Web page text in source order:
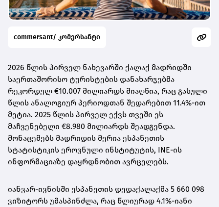
commersant/ კომერსანტი
2026 წლის პირველ ნახევარში ქალაქ მადრიდში
საერთაშორისო ტურისტების დანახარჯებმა
რეკორდულ €10.007 მილიარდს მიაღწია, რაც გასული
წლის ანალოგიურ პერიოდთან შედარებით 11.4%-ით
მეტია. 2025 წლის პირველ ექვს თვეში ეს
მაჩვენებელი €8.980 მილიარდს შეადგენდა.
მონაცემებს მადრიდის მერია ესპანეთის
სტატისტიკის ეროვნული ინსტიტუტის, INE-ის
ინფორმაციაზე დაყრდნობით ავრცელებს.
იანვარ-ივნისში ესპანეთის დედაქალაქმა 5 660 098
ვიზიტორს უმასპინძლა, რაც წლიურად 4.1%-იანი